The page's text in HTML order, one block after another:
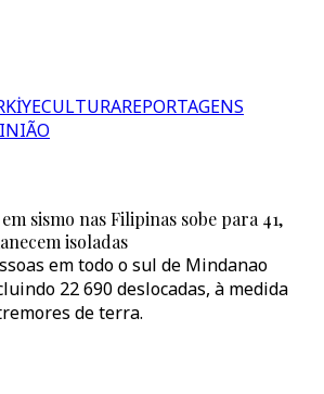
CULTURAREPORTAGENS
sismo nas Filipinas sobe para 41,
isoladas
em todo o sul de Mindanao
22 690 deslocadas, à medida
de terra.